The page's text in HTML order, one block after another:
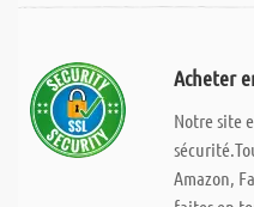
Acheter
Notre site
Amazon,